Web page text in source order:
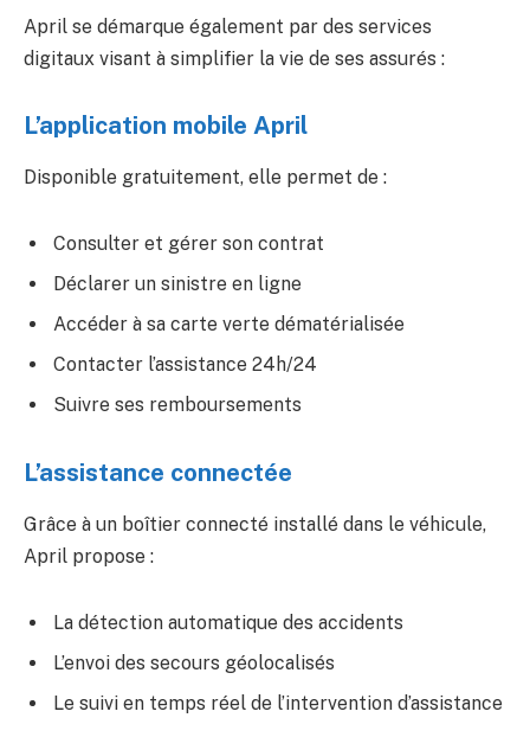
April se démarque également par des services
digitaux visant à simplifier la vie de ses assurés :
L’application mobile April
Disponible gratuitement, elle permet de :
Consulter et gérer son contrat
Déclarer un sinistre en ligne
Accéder à sa carte verte dématérialisée
Contacter l’assistance 24h/24
Suivre ses remboursements
L’assistance connectée
Grâce à un boîtier connecté installé dans le véhicule,
April propose :
La détection automatique des accidents
L’envoi des secours géolocalisés
Le suivi en temps réel de l’intervention d’assistance